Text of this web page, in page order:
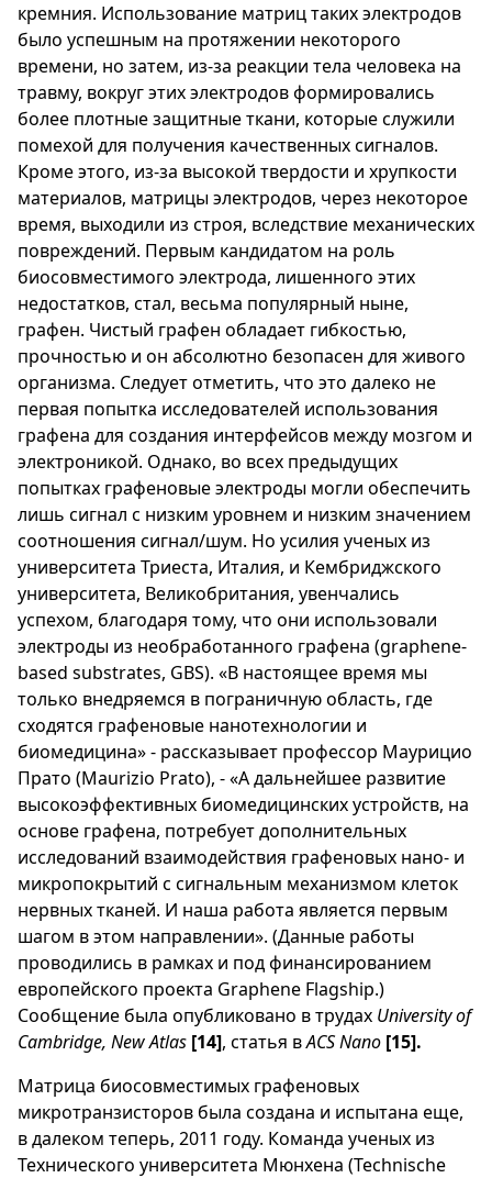
кремния. Использование матриц таких электродов
было успешным на протяжении некоторого
времени, но затем, из-за реакции тела человека на
травму, вокруг этих электродов формировались
более плотные защитные ткани, которые служили
помехой для получения качественных сигналов.
Кроме этого, из-за высокой твердости и хрупкости
материалов, матрицы электродов, через некоторое
время, выходили из строя, вследствие механических
повреждений. Первым кандидатом на роль
биосовместимого электрода, лишенного этих
недостатков, стал, весьма популярный ныне,
графен. Чистый графен обладает гибкостью,
прочностью и он абсолютно безопасен для живого
организма. Следует отметить, что это далеко не
первая попытка исследователей использования
графена для создания интерфейсов между мозгом и
электроникой. Однако, во всех предыдущих
попытках графеновые электроды могли обеспечить
лишь сигнал с низким уровнем и низким значением
соотношения сигнал/шум. Но усилия ученых из
университета Триеста, Италия, и Кембриджского
университета, Великобритания, увенчались
успехом, благодаря тому, что они использовали
электроды из необработанного графена (graphene-
based substrates, GBS). «В настоящее время мы
только внедряемся в пограничную область, где
сходятся графеновые нанотехнологии и
биомедицина» - рассказывает профессор Маурицио
Прато (Maurizio Prato), - «А дальнейшее развитие
высокоэффективных биомедицинских устройств, на
основе графена, потребует дополнительных
исследований взаимодействия графеновых нано- и
микропокрытий с сигнальным механизмом клеток
нервных тканей. И наша работа является первым
шагом в этом направлении». (Данные работы
проводились в рамках и под финансированием
европейского проекта Graphene Flagship.)
Сообщение была опубликовано в трудах University of
Cambridge, New Atlas [14], статья вACS Nano [15].
Матрица биосовместимых графеновых
микротранзисторов была создана и испытана еще,
в далеком теперь, 2011 году. Команда ученых из
Технического университета Мюнхена (Technische